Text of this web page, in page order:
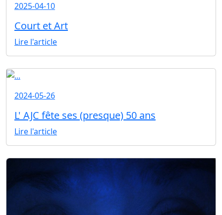
2025-04-10
Court et Art
Lire l'article
2024-05-26
L' AJC fête ses (presque) 50 ans
Lire l'article